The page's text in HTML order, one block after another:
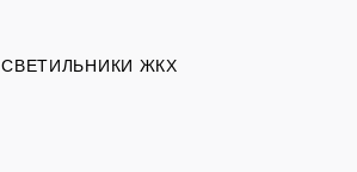
СВЕТИЛЬНИКИ ЖКХ